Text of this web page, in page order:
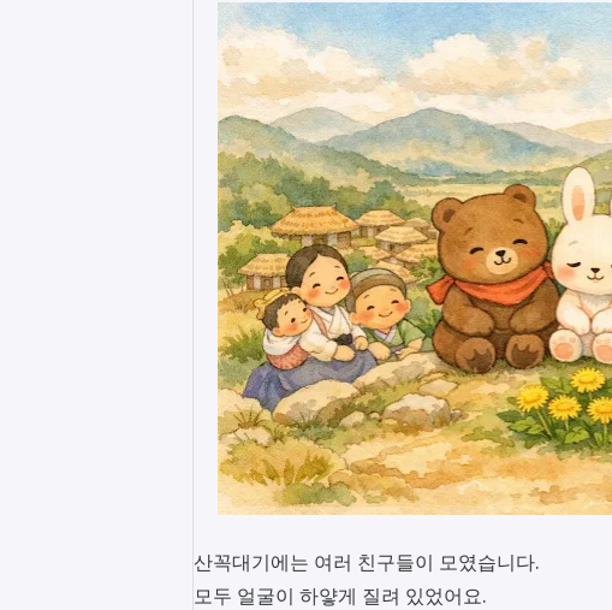
산꼭대기에는 여러 친구들이 모였습니다.
모두 얼굴이 하얗게 질려 있었어요.